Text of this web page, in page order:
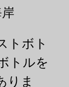
トボト
トルを
りま